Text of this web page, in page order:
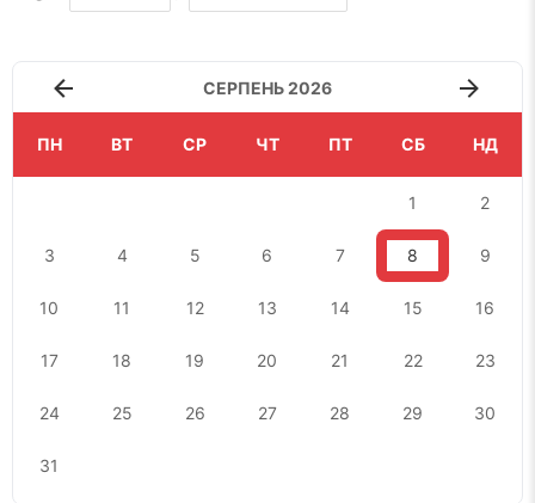
СЕРПЕНЬ 2026
ПН ВТ СР ЧТ ПТ СБ НД
1 2
3 4 5 6 7 8 9
10 11 12 13 14 15 16
17 18 19 20 21 22 23
24 25 26 27 28 29 30
31